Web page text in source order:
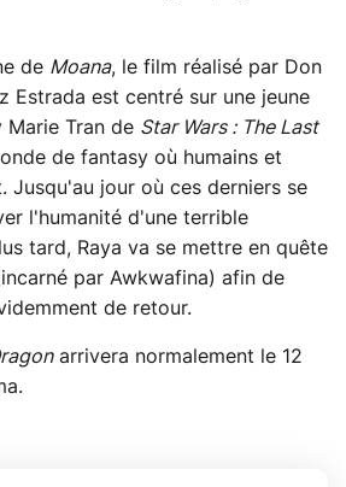
de Moana, le film réalisé par Don
Estrada est centré sur une jeune
Marie Tran de Star Wars : The Last
de fantasy où humains et
Jusqu'au jour où ces derniers se
l'humanité d'une terrible
tard, Raya va se mettre en quête
par Awkwafina) afin de
de retour.
arrivera normalement le 12